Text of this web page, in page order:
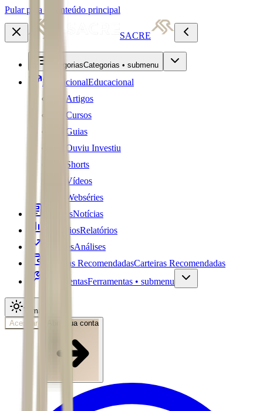
Pular para o conteúdo principal
SACRE
CategoriasCategorias • submenu
EducacionalEducacional
Artigos
Cursos
Guias
Ouviu Investiu
Shorts
Vídeos
Webséries
NotíciasNotícias
RelatóriosRelatórios
AnálisesAnálises
Carteiras RecomendadasCarteiras Recomendadas
FerramentasFerramentas • submenu
Tema
Acessar
Abra sua conta